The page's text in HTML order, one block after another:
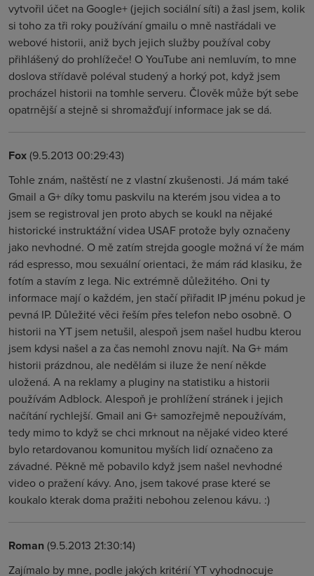
vytvořil účet na Google+ (jejich sociální síti) a žasl jsem, kolik
si toho za tři roky používání gmailu o mně nastřádali ve
webové historii, aniž bych jejich služby používal coby
přihlášený do prohlížeče! O YouTube ani nemluvím, to mne
doslova střídavě poléval studený a horký pot, když jsem
procházel historii na tomhle serveru. Člověk může být sebe
opatrnější a stejně si shromažďují informace jak se dá.
Fox(9.5.2013 00:29:43)
Tohle znám, naštěstí ne z vlastní zkušenosti. Já mám také
Gmail a G+ díky tomu paskvilu na kterém jsou videa a to
jsem se registroval jen proto abych se koukl na nějaké
historické instruktážní videa USAF protože byly označeny
jako nevhodné. O mě zatím strejda google možná ví že mám
rád espresso, mou sexuální orientaci, že mám rád klasiku, že
fotím a stavím z lega. Nic extrémně důležitého. Oni ty
informace mají o každém, jen stačí přiřadit IP jménu pokud je
pevná IP. Důležité věci řeším přes telefon nebo osobně. O
historii na YT jsem netušil, alespoň jsem našel hudbu kterou
jsem kdysi našel a za čas nemohl znovu najít. Na G+ mám
historii prázdnou, ale nedělám si iluze že není někde
uložená. A na reklamy a pluginy na statistiku a historii
používám Adblock. Alespoň je prohlížení stránek i jejich
načítání rychlejší. Gmail ani G+ samozřejmě nepoužívám,
tedy mimo to když se chci mrknout na nějaké video které
bylo retardovanou komunitou myších lidí označeno za
závadné. Pěkně mě pobavilo když jsem našel nevhodné
video o pražení kávy. Ano, jsem takové prase které se
koukalo kterak doma pražiti nebohou zelenou kávu. :)
Roman(9.5.2013 21:30:14)
Zajímalo by mne, podle jakých kritérií YT vyhodnocuje